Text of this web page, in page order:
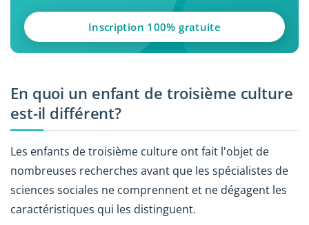
Inscription 100% gratuite
En quoi un enfant de troisième culture
est-il différent?
Les enfants de troisième culture ont fait l'objet de
nombreuses recherches avant que les spécialistes de
sciences sociales ne comprennent et ne dégagent les
caractéristiques qui les distinguent.